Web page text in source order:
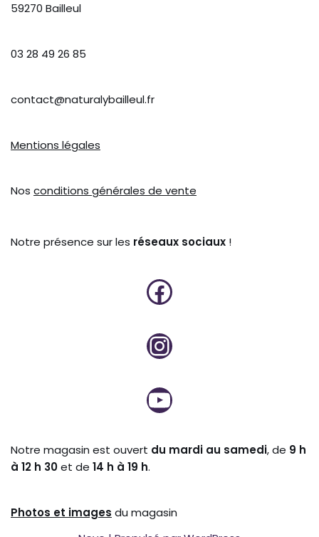
59270 Bailleul
03 28 49 26 85
contact@naturalybailleul.fr
Mentions légales
Nos conditions générales de vente
Notre présence sur les réseaux sociaux !
Notre magasin est ouvert du mardi au samedi, de 9 h
à 12 h 30et de 14 h à 19 h.
Photos et images du magasin